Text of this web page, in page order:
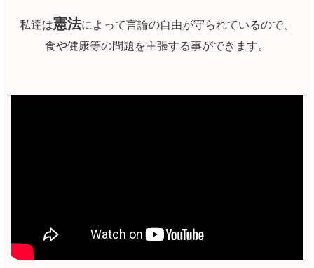
私達は憲法によって言論の自由が守られているので、
食や健康等の問題を主張する事ができます。